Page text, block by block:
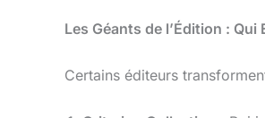
Les Géants de l’Édition : Qui
Certains éditeurs